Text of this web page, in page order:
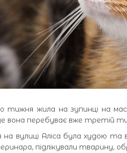
тижня жила на зупинці на
вона перебуває вже третій
вулиці Аліса була худою та
підлікували тварину,